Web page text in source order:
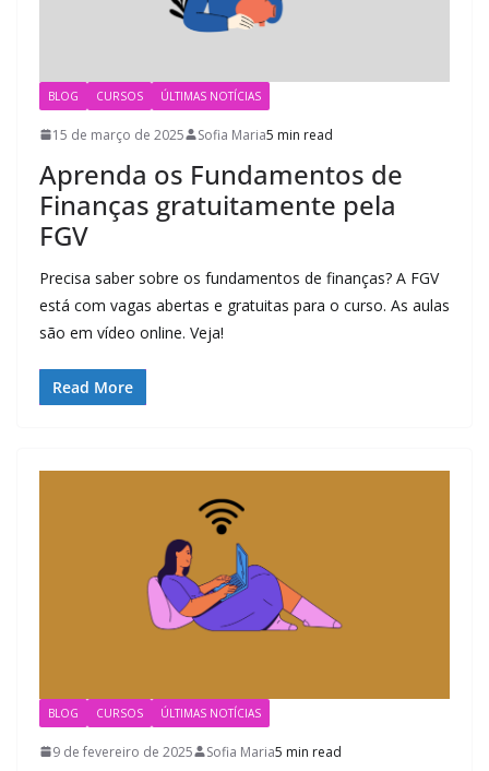
BLOG CURSOS ÚLTIMAS NOTÍCIAS
15 de março de 2025 Sofia Maria5 min read
Aprenda os Fundamentos de
Finanças gratuitamente pela
FGV
Precisa saber sobre os fundamentos de finanças? A FGV
está com vagas abertas e gratuitas para o curso. As aulas
são em vídeo online. Veja!
Read More
BLOG CURSOS ÚLTIMAS NOTÍCIAS
9 de fevereiro de 2025 Sofia Maria5 min read